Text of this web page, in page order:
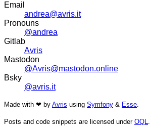
Email
andrea@avris.it
Pronouns
@andrea
Gitlab
Avris
Mastodon
@Avris@mastodon.online
Bsky
@avris.it
Made with ❤ by Avris using Symfony & Esse.
Posts and code snippets are licensed under OQL.